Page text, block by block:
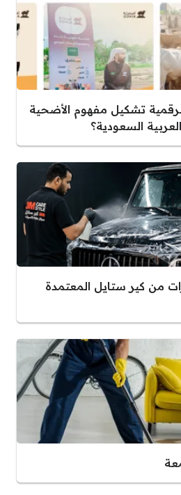
تشكيل مفهوم الأضحية
السعودية؟
من كير ستايل المعتمدة